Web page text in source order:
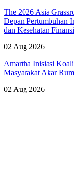
The 2026 Asia
Depan Pertumbuhan
dan Kesehatan
02 Aug 2026
Amartha Inisiasi
Masyarakat Akar
02 Aug 2026